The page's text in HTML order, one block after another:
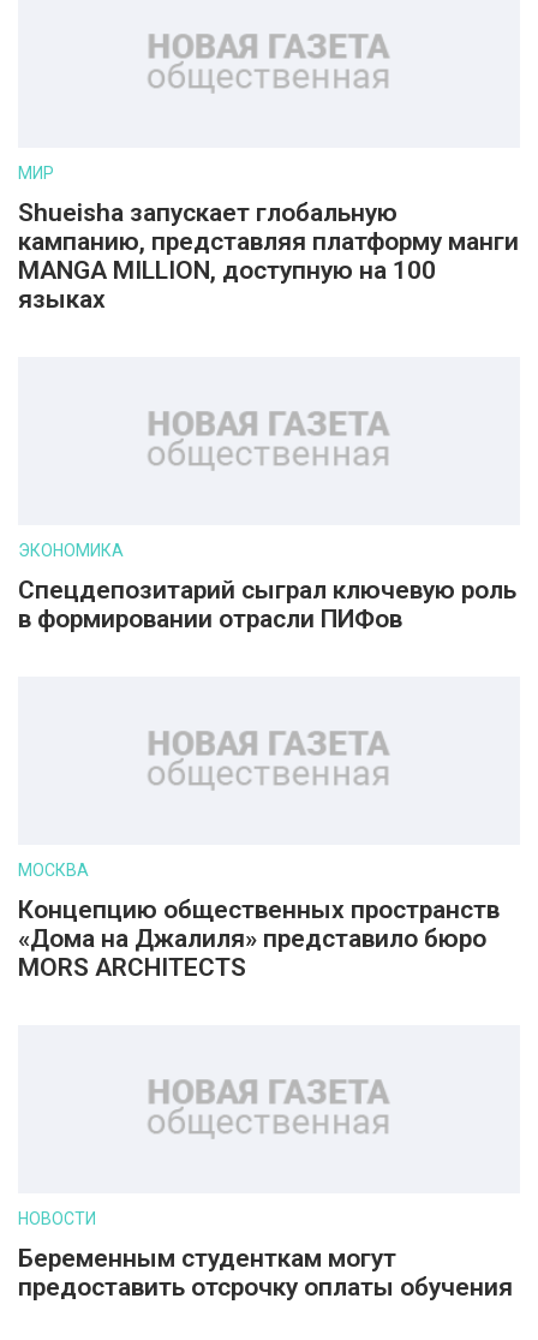
МИР
Shueisha запускает глобальную
кампанию, представляя платформу манги
MANGA MILLION, доступную на 100
языках
ЭКОНОМИКА
Спецдепозитарий сыграл ключевую роль
в формировании отрасли ПИФов
МОСКВА
Концепцию общественных пространств
«Дома на Джалиля» представило бюро
MORS ARCHITECTS
НОВОСТИ
Беременным студенткам могут
предоставить отсрочку оплаты обучения